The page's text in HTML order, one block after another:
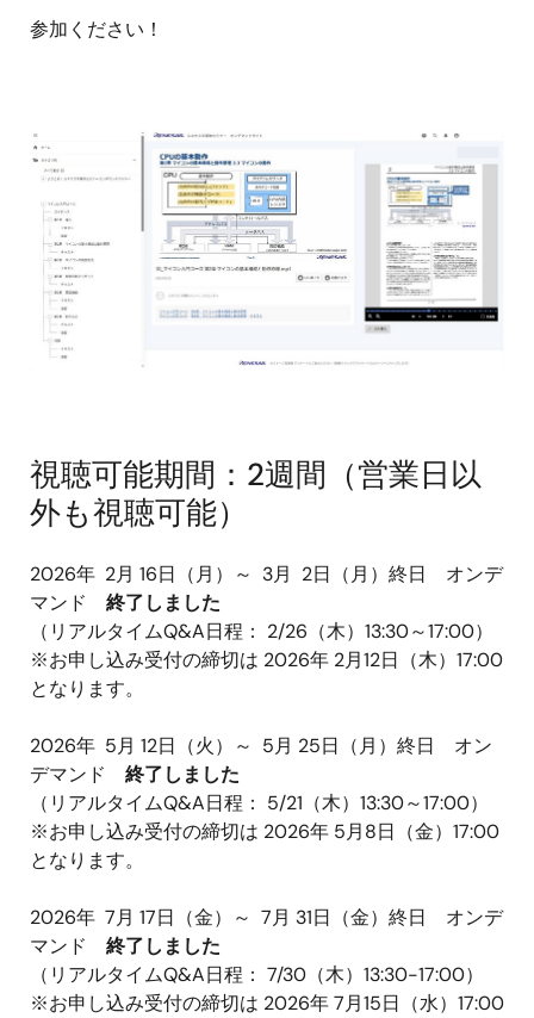
参加ください！
画
像
視聴可能期間：2週間（営業日以
外も視聴可能）
2026年 2月 16日（月）～ 3月 2日（月）終日 オンデ
マンド 終了しました
（リアルタイムQ&A日程： 2/26（木）13:30～17:00）
※お申し込み受付の締切は 2026年 2月12日（木）17:00
となります。
2026年 5月 12日（火）～ 5月 25日（月）終日 オン
デマンド 終了しました
（リアルタイムQ&A日程： 5/21（木）13:30～17:00）
※お申し込み受付の締切は 2026年 5月8日（金）17:00
となります。
2026年 7月 17日（金）～ 7月 31日（金）終日 オンデ
マンド 終了しました
（リアルタイムQ&A日程： 7/30（木）13:30-17:00）
※お申し込み受付の締切は 2026年 7月15日（水）17:00